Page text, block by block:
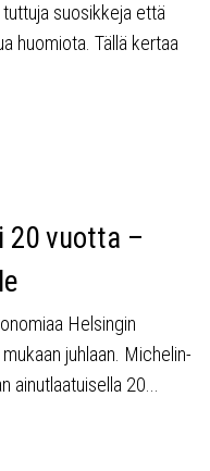
suosikkeja että
huomiota. Tällä kertaa
20 vuotta –
Helsingin
juhlaan. Michelin-
ainutlaatuisella 20...